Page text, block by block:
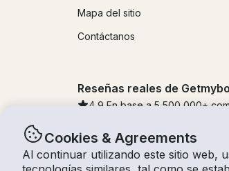
Cookies & Agreements
Al continuar utilizando este sitio web,
Mapa del sitio
Contáctanos
Reseñas reales de
4.9 En base a 5 500,000+
© Getmyboat 2026 Términos